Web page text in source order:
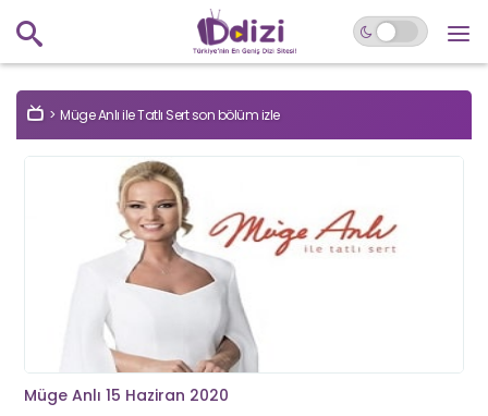
Müge Anlı ile Tatlı Sert son bölüm izle
Müge Anlı 15 Haziran 2020